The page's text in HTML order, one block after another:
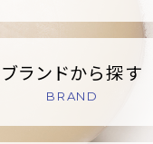
ブランドから探す
BRAND